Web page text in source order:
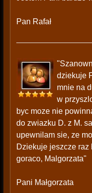
Pan Rafał
dziekuje
mnie na
w
byc moze nie
do zwiazku D. z M.
upewnilam sie, ze
Dziekuje jeszcze
goraco, Malgorzata"
Pani Małgorzata